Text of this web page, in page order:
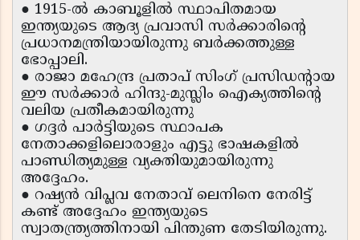
● 1915-ൽ കാബൂളിൽ സ്ഥാപിതമായ
ഇന്ത്യയുടെ ആദ്യ പ്രവാസി സർക്കാരിന്റെ
പ്രധാനമന്ത്രിയായിരുന്നു ബർക്കത്തുള്ള
ഭോപ്പാലി.
● രാജാ മഹേന്ദ്ര പ്രതാപ് സിംഗ് പ്രസിഡന്റായ
ഈ സർക്കാർ ഹിന്ദു-മുസ്ലിം ഐക്യത്തിന്റെ
വലിയ പ്രതീകമായിരുന്നു
● ഗദ്ദർ പാർട്ടിയുടെ സ്ഥാപക
നേതാക്കളിലൊരാളും എട്ടു ഭാഷകളിൽ
പാണ്ഡിത്യമുള്ള വ്യക്തിയുമായിരുന്നു
അദ്ദേഹം.
● റഷ്യൻ വിപ്ലവ നേതാവ് ലെനിനെ നേരിട്ട്
കണ്ട് അദ്ദേഹം ഇന്ത്യയുടെ
സ്വാതന്ത്ര്യത്തിനായി പിന്തുണ തേടിയിരുന്നു.